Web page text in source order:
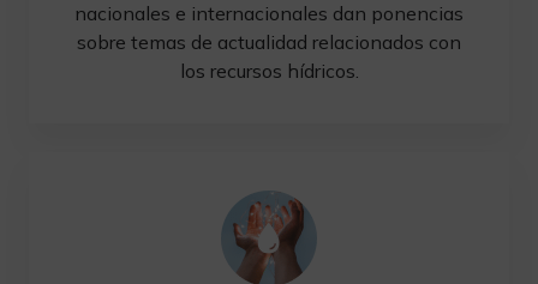
nacionales e internacionales dan ponencias
sobre temas de actualidad relacionados con
los recursos hídricos.